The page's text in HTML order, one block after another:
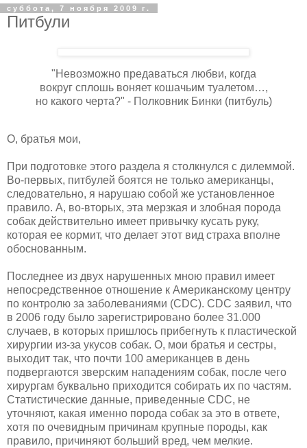
суббота, 7 ноября 2009 г.
Питбули
"Невозможно предаваться любви, когда
вокруг сплошь воняет кошачьим туалетом…,
но какого черта?" - Полковник Бинки (питбуль)
О, братья мои,
При подготовке этого раздела я столкнулся с дилеммой.
Во-первых, питбулей боятся не только американцы,
следовательно, я нарушаю собой же установленное
правило. А, во-вторых, эта мерзкая и злобная порода
собак действительно имеет привычку кусать руку,
которая ее кормит, что делает этот вид страха вполне
обоснованным.
Последнее из двух нарушенных мною правил имеет
непосредственное отношение к Американскому центру
по контролю за заболеваниями (CDC). CDC заявил, что
в 2006 году было зарегистрировано более 31.000
случаев, в которых пришлось прибегнуть к пластической
хирургии из-за укусов собак. О, мои братья и сестры,
выходит так, что почти 100 американцев в день
подвергаются зверским нападениям собак, после чего
хирургам буквально приходится собирать их по частям.
Статистические данные, приведенные CDC, не
уточняют, какая именно порода собак за это в ответе,
хотя по очевидным причинам крупные породы, как
правило, причиняют больший вред, чем мелкие.